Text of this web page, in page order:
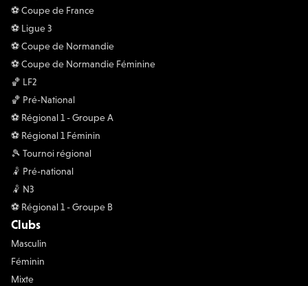
⚽️ Coupe de France
⚽️ Ligue 3
⚽️ Coupe de Normandie
⚽️ Coupe de Normandie Féminine
🏀 LF2
🏀 Pré-National
⚽️ Régional 1 - Groupe A
⚽️ Régional 1 Féminin
🎾 Tournoi régional
🤾 Pré-national
🤾 N3
⚽️ Régional 1 - Groupe B
Clubs
Masculin
Féminin
Mixte